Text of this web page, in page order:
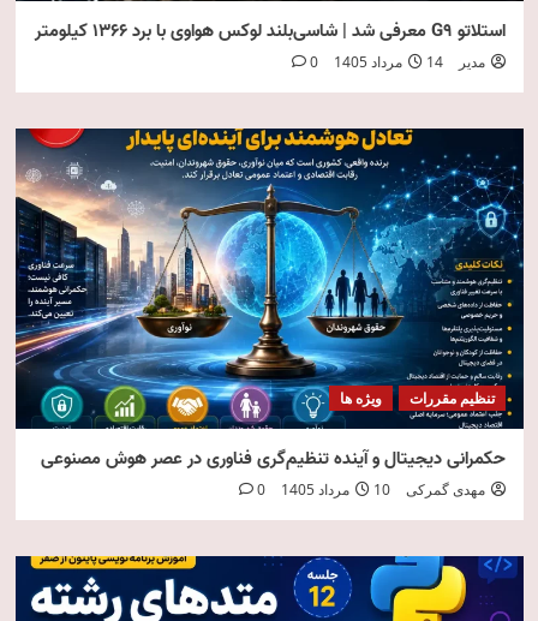
استلاتو G9 معرفی شد | شاسی‌بلند لوکس هواوی با برد ۱۳۶۶ کیلومتر
مدیر 14 مرداد 1405 0
تنظیم مقررات ویژه ها
حکمرانی دیجیتال و آینده تنظیم‌گری فناوری در عصر هوش مصنوعی
مهدی گمرکی 10 مرداد 1405 0